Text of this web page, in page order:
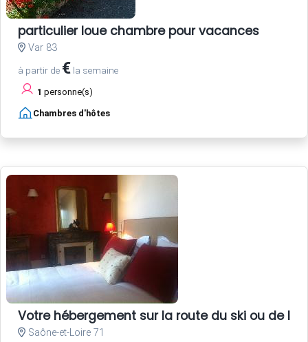
particulier loue chambre pour vacances
Var 83
à partir de € la semaine
1 personne(s)
Chambres d'hôtes
Votre hébergement sur la route du ski ou de la
Saône-et-Loire 71